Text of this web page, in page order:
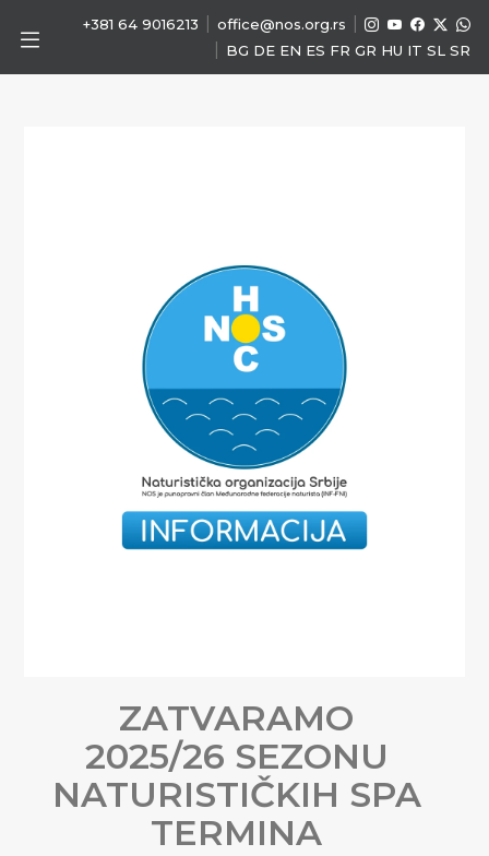
+381 64 9016213 office@nos.org.rs
BG DE EN ES FR GR HU IT SL SR
ZATVARAMO
2025/26 SEZONU
NATURISTIČKIH SPA
TERMINA